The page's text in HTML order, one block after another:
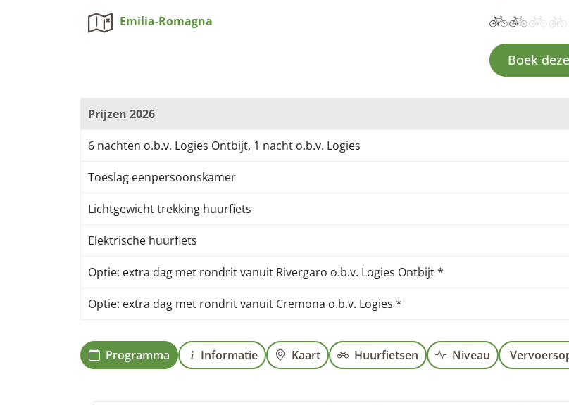
Emilia-Romagna
Boek
Prijzen 2026
6 nachten o.b.v. Logies Ontbijt, 1 nacht o.b.v. Logies
Toeslag eenpersoonskamer
Lichtgewicht trekking huurfiets
Elektrische huurfiets
Optie: extra dag met rondrit vanuit Rivergaro o.b.v. Logies Ontbijt *
Optie: extra dag met rondrit vanuit Cremona o.b.v. Logies *
Programma Informatie Kaart Huurfietsen Niveau